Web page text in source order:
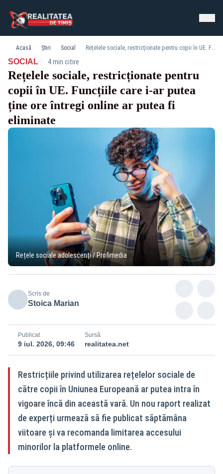
Acasă Știri Social Rețelele sociale, restricționate pentru copii în UE. Funcțiile care i-ar putea ține ore întregi online ar putea fi eliminate
SOCIAL· 4 min citire
Rețelele sociale, restricționate pentru
copii în UE. Funcțiile care i-ar putea
ține ore întregi online ar putea fi
eliminate
Rețele sociale adolescenți / Profimedia
Scris de
Stoica Marian
Publicat
9 iul. 2026, 09:46
Sursă
realitatea.net
Restricțiile privind utilizarea rețelelor sociale de
către copii în Uniunea Europeană ar putea intra în
vigoare încă din această vară. Un nou raport realizat
de experți urmează să fie publicat săptămâna
viitoare și va recomanda limitarea accesului
minorilor la platformele online.